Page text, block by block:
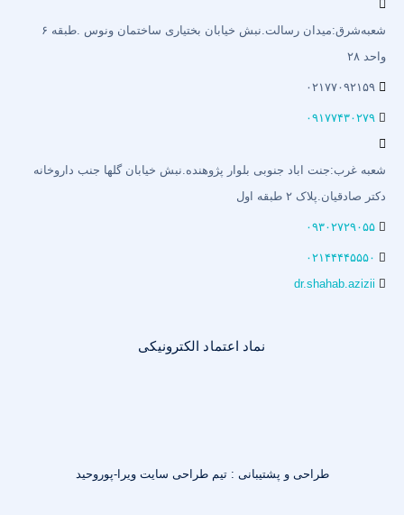
شعبه‌شرق:میدان رسالت.نبش خیابان بختیاری‌ ساختمان ونوس .طبقه ۶
واحد ۲۸
۰۲۱۷۷۰۹۲۱۵۹
۰۹۱۷۷۴۳۰۲۷۹
شعبه غرب:جنت اباد جنوبی بلوار پژوهنده.نبش خیابان گلها جنب داروخانه
دکتر صادقیان.پلاک ۲ طبقه اول
۰۹۳۰۲۷۲۹۰۵۵
۰۲۱۴۴۴۴۵۵۵۰
dr.shahab.azizii
نماد اعتماد الکترونیکی
طراحی و پشتیبانی : تیم طراحی سایت ویرا-پوروحید